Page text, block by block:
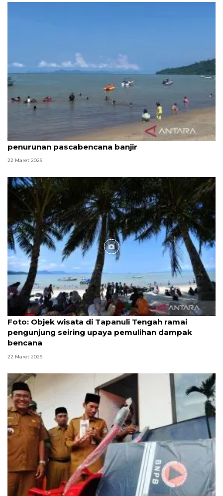
Jumlah pengunjung Pantai Pandan alami
penurunan pascabencana banjir
22 Maret 2026
Foto
Foto: Objek wisata di Tapanuli Tengah ramai
pengunjung seiring upaya pemulihan dampak
bencana
22 Maret 2026